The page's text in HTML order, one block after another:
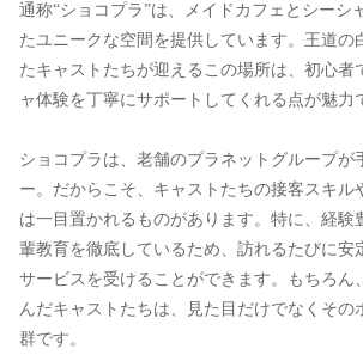
通称“ショコプラ”は、メイドカフェとシーシ
たユニークな空間を提供しています。王道の
たキャストたちが迎えるこの場所は、初心者
ャ体験を丁寧にサポートしてくれる点が魅力
ショコプラは、老舗のプラネットグループが
ー。だからこそ、キャストたちの接客スキル
は一目置かれるものがあります。特に、経験
輩教育を徹底しているため、訪れるたびに安
サービスを受けることができます。もちろん
んだキャストたちは、見た目だけでなくその
群です。